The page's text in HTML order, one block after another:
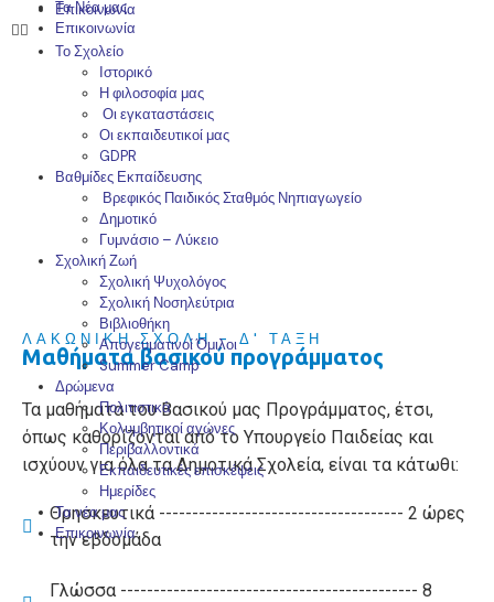
Επικοινωνία
Το Σχολείο
Ιστορικό
Η φιλοσοφία μας
Οι εγκαταστάσεις
Οι εκπαιδευτικοί μας
GDPR
Βαθμίδες Εκπαίδευσης
Βρεφικός Παιδικός Σταθμός Νηπιαγωγείο
Δημοτικό
Γυμνάσιο – Λύκειο
Σχολική Ζωή
Σχολική Ψυχολόγος
Σχολική Νοσηλεύτρια
Βιβλιοθήκη
Απογευματινοί Όμιλοι
Summer Camp
Δρώμενα
Πολιτιστικά
Κολυμβητικοί αγώνες
Περιβαλλοντικά
Εκπαιδευτικές επισκέψεις
Ημερίδες
Τα νέα μας
Επικοινωνία
Τα Νέα μας
Επικοινωνία
ΛΑΚΩΝΙΚΗ ΣΧΟΛΗ - Δ' ΤΑΞΗ
Μαθήματα βασικού προγράμματος
Τα μαθήματα του Βασικού μας Προγράμματος, έτσι,
όπως καθορίζονται από το Υπουργείο Παιδείας και
ισχύουν για όλα τα Δημοτικά Σχολεία, είναι τα κάτωθι:
Θρησκευτικά ------------------------------------- 2 ώρες
την εβδομάδα
Γλώσσα --------------------------------------------- 8